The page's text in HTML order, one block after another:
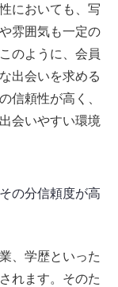
においても、写
雰囲気も一定の
のように、会員
出会いを求める
信頼性が高く、
会いやすい環境
の分信頼度が高
、学歴といった
れます。そのた